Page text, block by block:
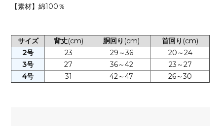
【素材】綿100％
サイズ 背丈(cm) 胴回り (cm) 首回り (cm)
2号
23 29～36
20～24
3号
27 36～42
23～27
4号
31 42～47 26～30